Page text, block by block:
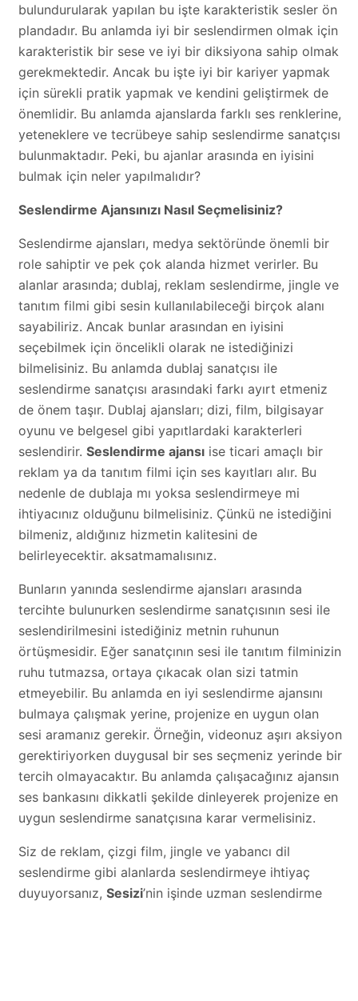
bulundurularak yapılan bu işte karakteristik sesler ön
plandadır. Bu anlamda iyi bir seslendirmen olmak için
karakteristik bir sese ve iyi bir diksiyona sahip olmak
gerekmektedir. Ancak bu işte iyi bir kariyer yapmak
için sürekli pratik yapmak ve kendini geliştirmek de
önemlidir. Bu anlamda ajanslarda farklı ses renklerine,
yeteneklere ve tecrübeye sahip seslendirme sanatçısı
bulunmaktadır. Peki, bu ajanlar arasında en iyisini
bulmak için neler yapılmalıdır?
Seslendirme Ajansınızı Nasıl Seçmelisiniz?
Seslendirme ajansları, medya sektöründe önemli bir
role sahiptir ve pek çok alanda hizmet verirler. Bu
alanlar arasında; dublaj, reklam seslendirme, jingle ve
tanıtım filmi gibi sesin kullanılabileceği birçok alanı
sayabiliriz. Ancak bunlar arasından en iyisini
seçebilmek için öncelikli olarak ne istediğinizi
bilmelisiniz. Bu anlamda dublaj sanatçısı ile
seslendirme sanatçısı arasındaki farkı ayırt etmeniz
de önem taşır. Dublaj ajansları; dizi, film, bilgisayar
oyunu ve belgesel gibi yapıtlardaki karakterleri
seslendirir. Seslendirme ajansı ise ticari amaçlı bir
reklam ya da tanıtım filmi için ses kayıtları alır. Bu
nedenle de dublaja mı yoksa seslendirmeye mi
ihtiyacınız olduğunu bilmelisiniz. Çünkü ne istediğini
bilmeniz, aldığınız hizmetin kalitesini de
belirleyecektir. aksatmamalısınız.
Bunların yanında seslendirme ajansları arasında
tercihte bulunurken seslendirme sanatçısının sesi ile
seslendirilmesini istediğiniz metnin ruhunun
örtüşmesidir. Eğer sanatçının sesi ile tanıtım filminizin
ruhu tutmazsa, ortaya çıkacak olan sizi tatmin
etmeyebilir. Bu anlamda en iyi seslendirme ajansını
bulmaya çalışmak yerine, projenize en uygun olan
sesi aramanız gerekir. Örneğin, videonuz aşırı aksiyon
gerektiriyorken duygusal bir ses seçmeniz yerinde bir
tercih olmayacaktır. Bu anlamda çalışacağınız ajansın
ses bankasını dikkatli şekilde dinleyerek projenize en
uygun seslendirme sanatçısına karar vermelisiniz.
Siz de reklam, çizgi film, jingle ve yabancı dil
seslendirme gibi alanlarda seslendirmeye ihtiyaç
duyuyorsanız, Sesizi’nin işinde uzman seslendirme